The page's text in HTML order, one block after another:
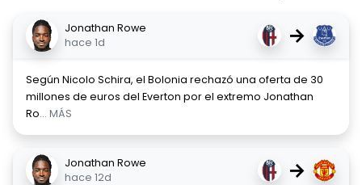
Jonathan Rowe
hace 1d
→
Según Nicolo Schira, el Bolonia rechazó una oferta de 30
millones de euros del Everton por el extremo Jonathan
Ro... MÁS
Jonathan Rowe
hace 12d
→